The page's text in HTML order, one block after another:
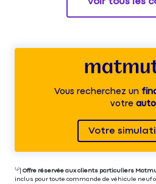
Vous recherchez un
votre auto
Votre
⁽⁴⁾| Offre réservée aux clients particuliers
inclus pour toute commande de véhicule neuf